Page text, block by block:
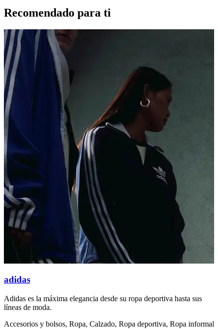
Recomendado para ti
adidas
Adidas es la máxima elegancia desde su ropa deportiva hasta sus
líneas de moda.
Accesorios y bolsos, Ropa, Calzado, Ropa deportiva, Ropa informal